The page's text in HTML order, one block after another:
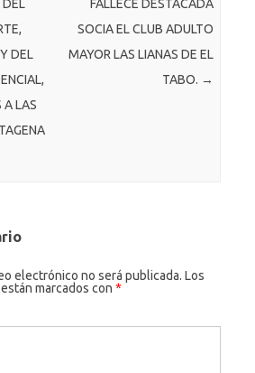
o
DEL
DEL
A LAS
FALLECE DESTACADA
SOCIA EL CLUB ADULTO
MAYOR LAS LIANAS DE EL
TABO. →
electrónico no será publicada. Los
marcados con *